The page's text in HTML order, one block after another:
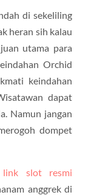
di sekeliling
heran sih kalau
utama para
Orchid
keindahan
dapat
Namun jangan
dompet
link slot resmi
anggrek di